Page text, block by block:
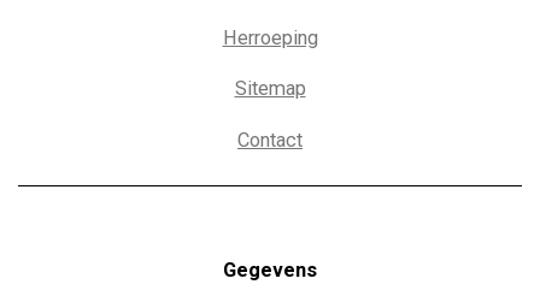
Herroeping
Sitemap
Contact
Gegevens